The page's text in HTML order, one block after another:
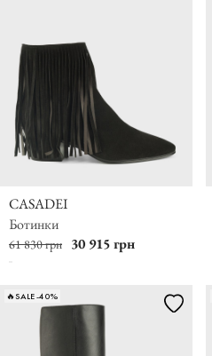
CASADEI
Ботинки
61 830 грн 30 915 грн
🔥SALE -40%